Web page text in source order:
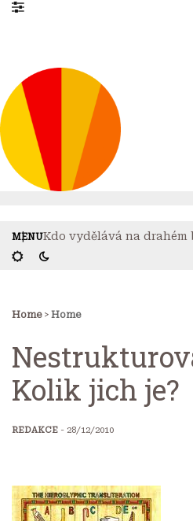
Kdo vydělává na drahém
Home> Home
Kolik jich je?
REDAKCE - 28/12/2010